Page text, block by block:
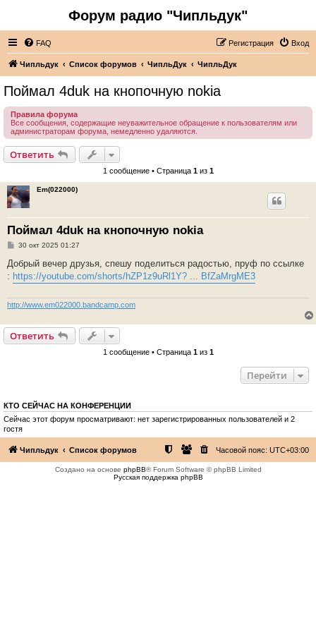
Форум радио "Чипльдук"
FAQ Вход
Регистрация
Чипльдук Список форумов ЧипльДук ЧипльДук
Поймал 4duk на кнопочную nokia
Правила форума
Все сообщения, содержащие неуважительное обращение к пользователям или
администраторам форума, немедленно удаляются.
Ответить
1 сообщение • Страница 1из 1
Em(022000)
Поймал 4duk на кнопочную nokia
С
о
щ
и
30 окт 2025 01:27
Добрый вечер друзья, спешу поделиться радостью, пруф по ссылке
: https://youtube.com/shorts/hZP1z9uRl1Y? ... BfZaMrgME3
http://www.em022000.bandcamp.com
Ответить
1 сообщение • Страница 1из 1
Перейти
КТО СЕЙЧАС НА КОНФЕРЕНЦИИ
Сейчас этот форум просматривают: нет зарегистрированных пользователей и 2
гостя
Чипльдук Список форумов Часовой пояс: UTC+03:00
Создано на основе phpBB® Forum Software © phpBB Limited
Русская поддержка phpBB